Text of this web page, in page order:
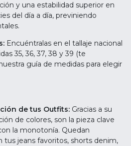
y una estabilidad superior en
del día a día, previniendo
Encuéntralas en el tallaje nacional
35, 36, 37, 38 y 39 (te
guía de medidas para elegir
de tus Outfits: Gracias a su
de colores, son la pieza clave
la monotonía. Quedan
tus jeans favoritos, shorts denim,